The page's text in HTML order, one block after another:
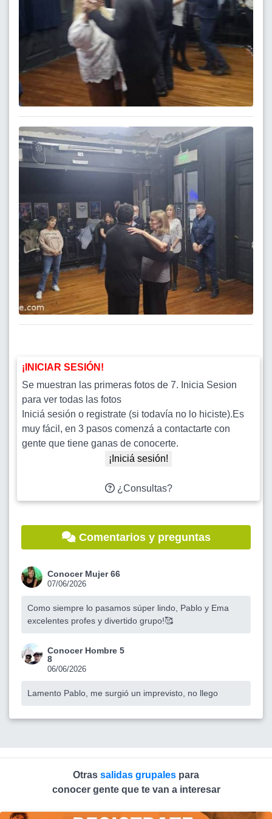
¡INICIAR SESIÓN!
Se muestran las primeras fotos de 7. Inicia Sesion
para ver todas las fotos
Iniciá sesión o registrate (si todavía no lo hiciste).Es
muy fácil, en 3 pasos comenzá a contactarte con
gente que tiene ganas de conocerte.
¡Iniciá sesión!
¿Consultas?
Comentarios y preguntas
Conocer Mujer 66
07/06/2026
Como siempre lo pasamos súper lindo, Pablo y Ema
excelentes profes y divertido grupo!🥰
Conocer Hombre 5
8
06/06/2026
Lamento Pablo, me surgió un imprevisto, no llego
Otras salidas grupales para
conocer gente que te van a interesar